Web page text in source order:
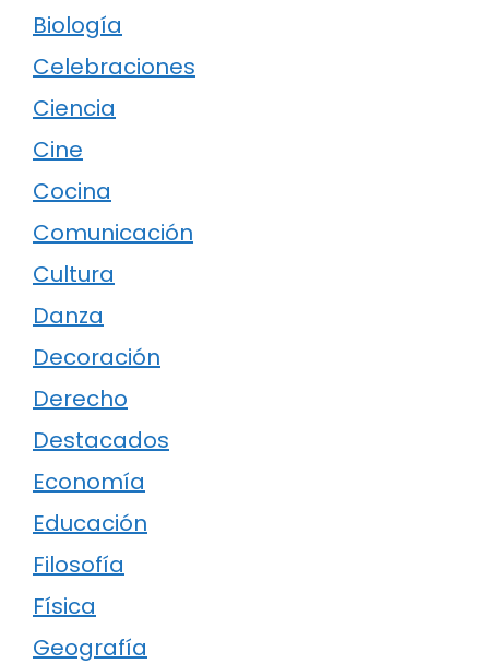
Biología
Celebraciones
Ciencia
Cine
Cocina
Comunicación
Cultura
Danza
Decoración
Derecho
Destacados
Economía
Educación
Filosofía
Física
Geografía